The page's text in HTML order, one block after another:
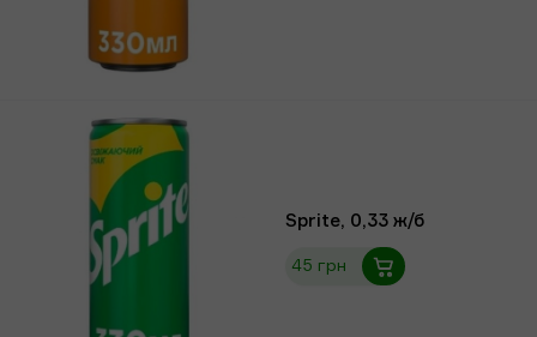
Sprite, 0,33 ж/б
45 грн